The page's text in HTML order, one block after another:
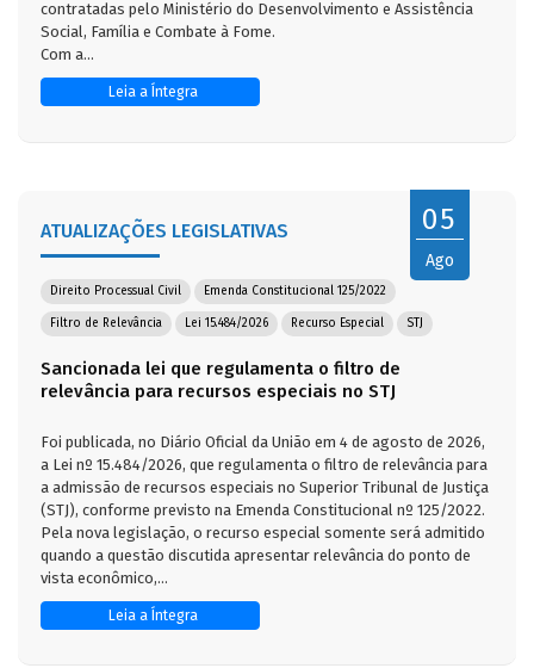
contratadas pelo Ministério do Desenvolvimento e Assistência
Social, Família e Combate à Fome.
Com a...
Leia a Íntegra
05
Ago
ATUALIZAÇÕES LEGISLATIVAS
Direito Processual Civil Emenda Constitucional 125/2022
Filtro de Relevância Lei 15.484/2026 Recurso Especial STJ
Sancionada lei que regulamenta o filtro de
relevância para recursos especiais no STJ
Foi publicada, no Diário Oficial da União em 4 de agosto de 2026,
a Lei nº 15.484/2026, que regulamenta o filtro de relevância para
a admissão de recursos especiais no Superior Tribunal de Justiça
(STJ), conforme previsto na Emenda Constitucional nº 125/2022.
Pela nova legislação, o recurso especial somente será admitido
quando a questão discutida apresentar relevância do ponto de
vista econômico,...
Leia a Íntegra